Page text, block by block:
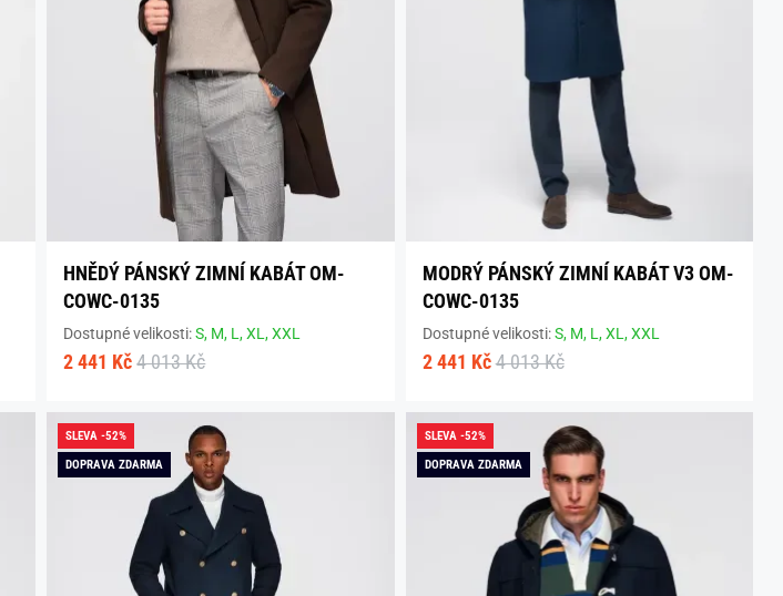
HNĚDÝ PÁNSKÝ ZIMNÍ KABÁT OM-
COWC-0135
Dostupné velikosti:S, M, L,XL,XXL
2 441 Kč 4 013 Kč
MODRÝ PÁNSKÝ ZIMNÍ KABÁT V3 OM-
COWC-0135
Dostupné velikosti:S, M, L,XL,XXL
2 441 Kč 4 013 Kč
SLEVA -52%
DOPRAVA ZDARMA
SLEVA -52%
DOPRAVA ZDARMA